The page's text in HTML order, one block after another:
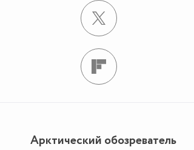
Арктический обозреватель